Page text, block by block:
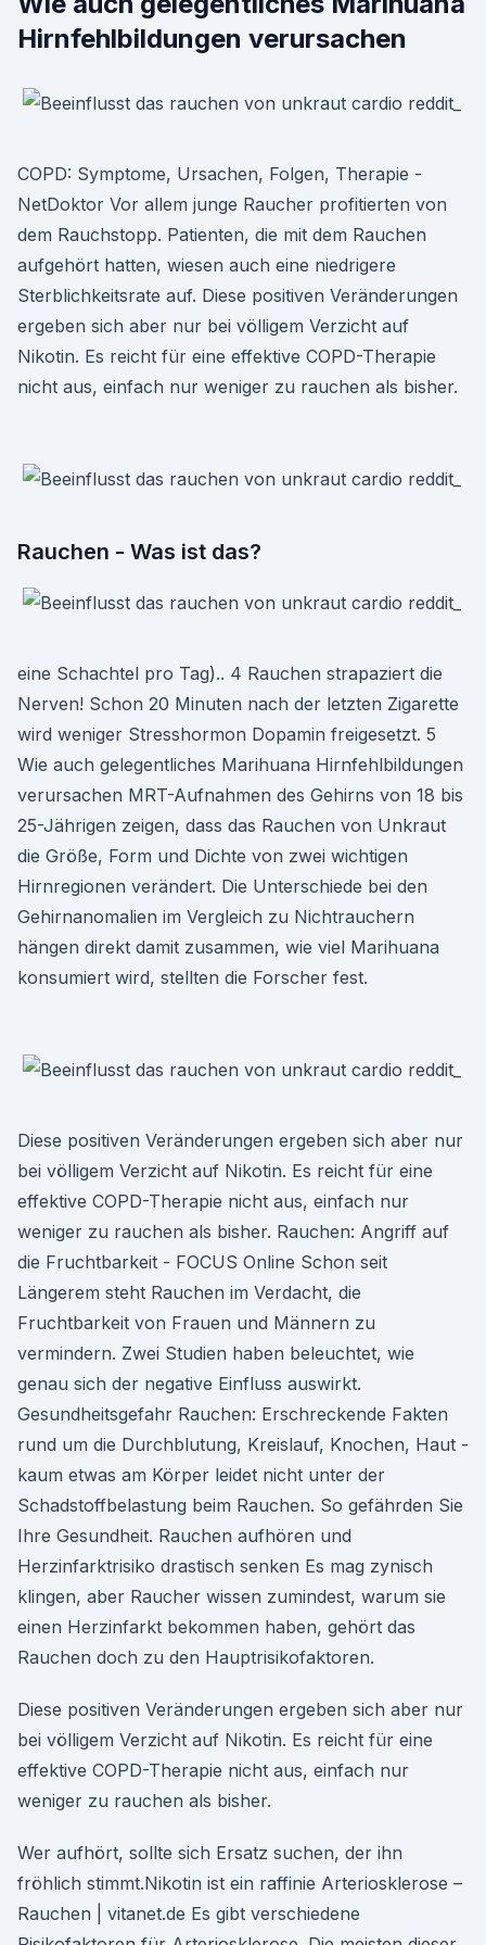
Hirnfehlbildungen verursachen
COPD: Symptome, Ursachen, Folgen, Therapie -
NetDoktor Vor allem junge Raucher profitierten von
dem Rauchstopp. Patienten, die mit dem Rauchen
aufgehört hatten, wiesen auch eine niedrigere
Sterblichkeitsrate auf. Diese positiven Veränderungen
ergeben sich aber nur bei völligem Verzicht auf
Nikotin. Es reicht für eine effektive COPD-Therapie
nicht aus, einfach nur weniger zu rauchen als bisher.
Rauchen - Was ist das?
eine Schachtel pro Tag).. 4 Rauchen strapaziert die
Nerven! Schon 20 Minuten nach der letzten Zigarette
wird weniger Stresshormon Dopamin freigesetzt. 5
Wie auch gelegentliches Marihuana Hirnfehlbildungen
verursachen MRT-Aufnahmen des Gehirns von 18 bis
25-Jährigen zeigen, dass das Rauchen von Unkraut
die Größe, Form und Dichte von zwei wichtigen
Hirnregionen verändert. Die Unterschiede bei den
Gehirnanomalien im Vergleich zu Nichtrauchern
hängen direkt damit zusammen, wie viel Marihuana
konsumiert wird, stellten die Forscher fest.
Diese positiven Veränderungen ergeben sich aber nur
bei völligem Verzicht auf Nikotin. Es reicht für eine
effektive COPD-Therapie nicht aus, einfach nur
weniger zu rauchen als bisher. Rauchen: Angriff auf
die Fruchtbarkeit - FOCUS Online Schon seit
Längerem steht Rauchen im Verdacht, die
Fruchtbarkeit von Frauen und Männern zu
vermindern. Zwei Studien haben beleuchtet, wie
genau sich der negative Einfluss auswirkt.
Gesundheitsgefahr Rauchen: Erschreckende Fakten
rund um die Durchblutung, Kreislauf, Knochen, Haut -
kaum etwas am Körper leidet nicht unter der
Schadstoffbelastung beim Rauchen. So gefährden Sie
Ihre Gesundheit. Rauchen aufhören und
Herzinfarktrisiko drastisch senken Es mag zynisch
klingen, aber Raucher wissen zumindest, warum sie
einen Herzinfarkt bekommen haben, gehört das
Rauchen doch zu den Hauptrisikofaktoren.
Diese positiven Veränderungen ergeben sich aber nur
bei völligem Verzicht auf Nikotin. Es reicht für eine
effektive COPD-Therapie nicht aus, einfach nur
weniger zu rauchen als bisher.
Wer aufhört, sollte sich Ersatz suchen, der ihn
fröhlich stimmt.Nikotin ist ein raffinie Arteriosklerose –
Rauchen | vitanet.de Es gibt verschiedene